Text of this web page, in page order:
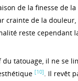
de la finesse de
crainte de la
reste cependant
tatouage, il ne se
[10]. Il revêt